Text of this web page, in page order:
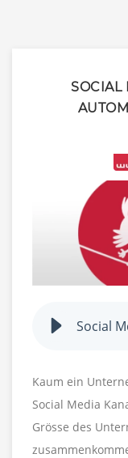
SOCIAL
Kaum ein
Social Media
Grösse des